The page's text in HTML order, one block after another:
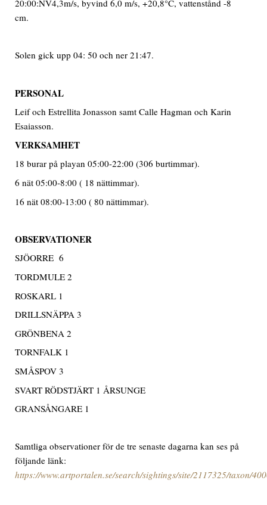
20:00:NV4,3m/s, byvind 6,0 m/s, +20,8°C, vattenstånd -8
cm.
Solen gick upp 04: 50 och ner 21:47.
PERSONAL
Leif och Estrellita Jonasson samt Calle Hagman och Karin
Esaiasson.
VERKSAMHET
18 burar på playan 05:00-22:00 (306 burtimmar).
6 nät 05:00-8:00 ( 18 nättimmar).
16 nät 08:00-13:00 ( 80 nättimmar).
OBSERVATIONER
SJÖORRE 6
TORDMULE 2
ROSKARL 1
DRILLSNÄPPA 3
GRÖNBENA 2
TORNFALK 1
SMÅSPOV 3
SVART RÖDSTJÄRT 1 ÅRSUNGE
GRANSÅNGARE 1
Samtliga observationer för de tre senaste dagarna kan ses på
följande länk:
https://www.artportalen.se/search/sightings/site/2117325/taxon/